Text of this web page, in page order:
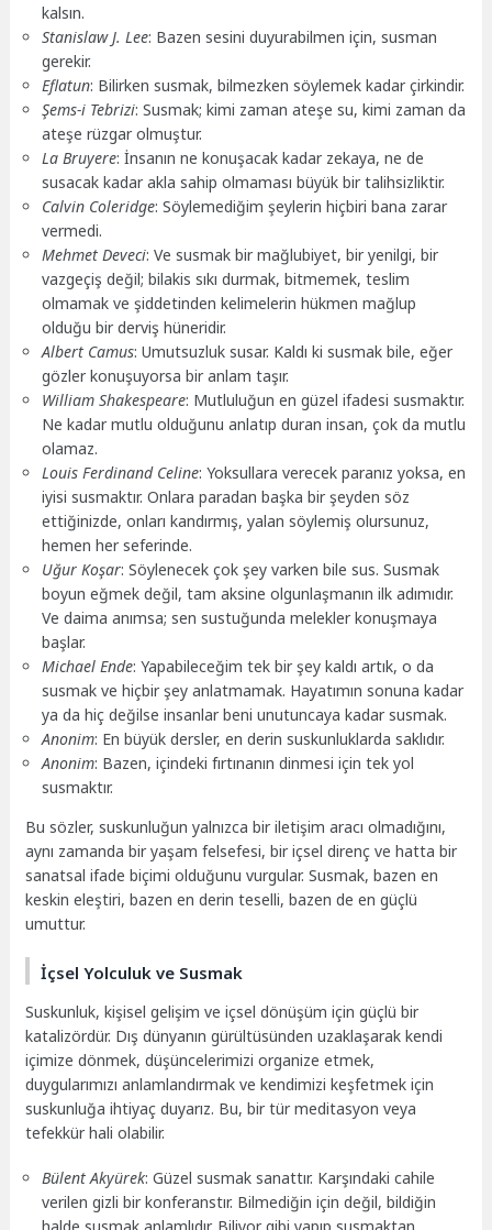
kalsın.
Stanislaw J. Lee: Bazen sesini duyurabilmen için, susman
gerekir.
Eflatun: Bilirken susmak, bilmezken söylemek kadar çirkindir.
Şems-i Tebrizi: Susmak; kimi zaman ateşe su, kimi zaman da
ateşe rüzgar olmuştur.
La Bruyere: İnsanın ne konuşacak kadar zekaya, ne de
susacak kadar akla sahip olmaması büyük bir talihsizliktir.
Calvin Coleridge: Söylemediğim şeylerin hiçbiri bana zarar
vermedi.
Mehmet Deveci: Ve susmak bir mağlubiyet, bir yenilgi, bir
vazgeçiş değil; bilakis sıkı durmak, bitmemek, teslim
olmamak ve şiddetinden kelimelerin hükmen mağlup
olduğu bir derviş hüneridir.
Albert Camus: Umutsuzluk susar. Kaldı ki susmak bile, eğer
gözler konuşuyorsa bir anlam taşır.
William Shakespeare: Mutluluğun en güzel ifadesi susmaktır.
Ne kadar mutlu olduğunu anlatıp duran insan, çok da mutlu
olamaz.
Louis Ferdinand Celine: Yoksullara verecek paranız yoksa, en
iyisi susmaktır. Onlara paradan başka bir şeyden söz
ettiğinizde, onları kandırmış, yalan söylemiş olursunuz,
hemen her seferinde.
Uğur Koşar: Söylenecek çok şey varken bile sus. Susmak
boyun eğmek değil, tam aksine olgunlaşmanın ilk adımıdır.
Ve daima anımsa; sen sustuğunda melekler konuşmaya
başlar.
Michael Ende: Yapabileceğim tek bir şey kaldı artık, o da
susmak ve hiçbir şey anlatmamak. Hayatımın sonuna kadar
ya da hiç değilse insanlar beni unutuncaya kadar susmak.
Anonim: En büyük dersler, en derin suskunluklarda saklıdır.
Anonim: Bazen, içindeki fırtınanın dinmesi için tek yol
susmaktır.
Bu sözler, suskunluğun yalnızca bir iletişim aracı olmadığını,
aynı zamanda bir yaşam felsefesi, bir içsel direnç ve hatta bir
sanatsal ifade biçimi olduğunu vurgular. Susmak, bazen en
keskin eleştiri, bazen en derin teselli, bazen de en güçlü
umuttur.
İçsel Yolculuk ve Susmak
Suskunluk, kişisel gelişim ve içsel dönüşüm için güçlü bir
katalizördür. Dış dünyanın gürültüsünden uzaklaşarak kendi
içimize dönmek, düşüncelerimizi organize etmek,
duygularımızı anlamlandırmak ve kendimizi keşfetmek için
suskunluğa ihtiyaç duyarız. Bu, bir tür meditasyon veya
tefekkür hali olabilir.
Bülent Akyürek: Güzel susmak sanattır. Karşındaki cahile
verilen gizli bir konferanstır. Bilmediğin için değil, bildiğin